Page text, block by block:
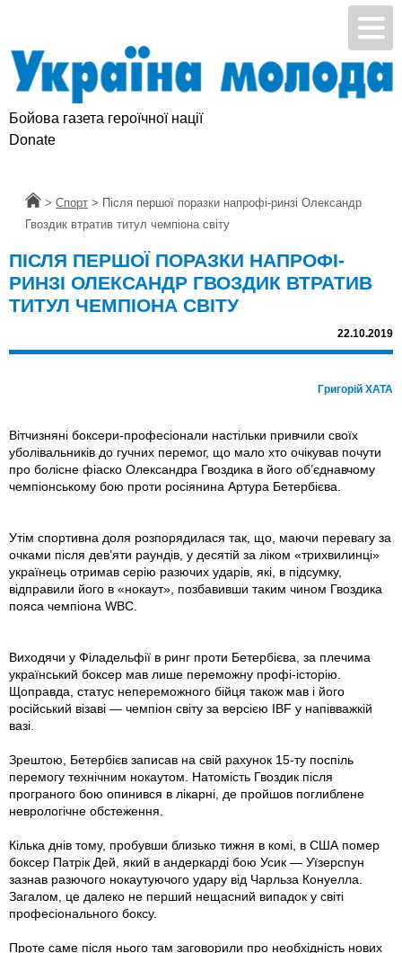
Бойова газета героїчної нації
Donate
Головна
> Спорт > Після першої поразки напрофі-ринзі Олександр
Гвоздик втратив титул чемпіона світу
ПІСЛЯ ПЕРШОЇ ПОРАЗКИ НАПРОФІ-
РИНЗІ ОЛЕКСАНДР ГВОЗДИК ВТРАТИВ
ТИТУЛ ЧЕМПІОНА СВІТУ
22.10.2019
Григорій ХАТА
Вітчизняні боксери-професіонали настільки привчили своїх
уболівальників до гучних перемог, що мало хто очікував почути
про болісне фіаско Олександра Гвоздика в його об’єднавчому
чемпіонському бою проти росіянина Артура Бетербієва.
Утім спортивна доля розпорядилася так, що, маючи перевагу за
очками після дев’яти раундів, у десятій за ліком «трихвилинці»
українець отримав серію разючих ударів, які, в підсумку,
відправили його в «нокаут», позбавивши таким чином Гвоздика
пояса чемпіона WBC.
Виходячи у Філадельфії в ринг проти Бетербієва, за плечима
український боксер мав лише переможну профі-історію.
Щоправда, статус непереможного бійця також мав і його
російський візаві — чемпіон світу за версією IBF у напівважкій
вазі.
Зрештою, Бетербієв записав на свій рахунок 15-ту поспіль
перемогу технічним нокаутом. Натомість Гвоздик після
програного бою опинився в лікарні, де пройшов поглиблене
неврологічне обстеження.
Кілька днів тому, пробувши близько тижня в комі, в США помер
боксер Патрік Дей, який в андеркарді бою Усик — Уїзерспун
зазнав разючого нокаутуючого удару від Чарльза Конуелла.
Загалом, це далеко не перший нещасний випадок у світі
професіонального боксу.
Проте саме після нього там заговорили про необхідність нових